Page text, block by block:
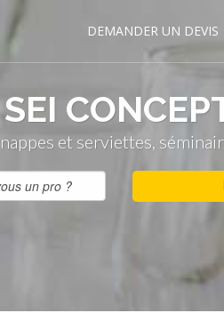
DEMANDER UN DEVIS
SEI
et serviettes,